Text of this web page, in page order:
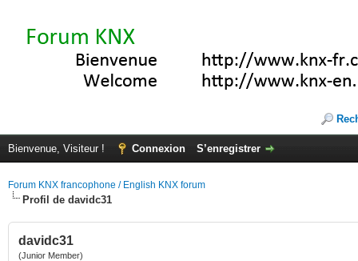
Bienvenue, Visiteur ! Connexion S’enregistrer
Forum KNX francophone / English KNX forum
Profil de davidc31
davidc31
(Junior Member)